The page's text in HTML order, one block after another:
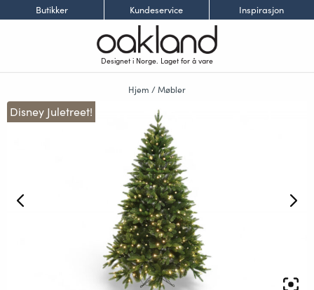
Butikker Kundeservice Inspirasjon
Designet i Norge. Laget for å vare
Hjem /Møbler
Disney Juletreet!